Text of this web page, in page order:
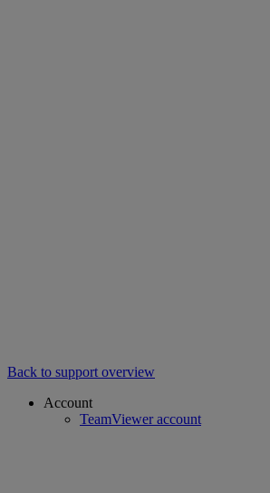
Back to support overview
Account
TeamViewer account